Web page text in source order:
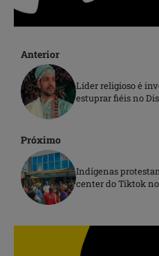
Anterior
Líder religioso é
estuprar fiéis no
Próximo
Indígenas
center do Tiktok